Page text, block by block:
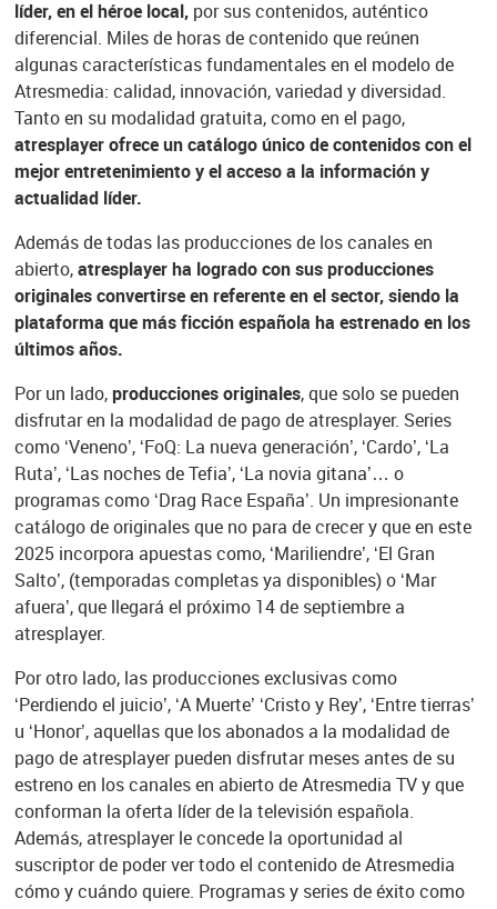
líder, en el héroe local,por sus contenidos, auténtico
diferencial. Miles de horas de contenido que reúnen
algunas características fundamentales en el modelo de
Atresmedia: calidad, innovación, variedad y diversidad.
Tanto en su modalidad gratuita, como en el pago,
atresplayer ofrece un catálogo único de contenidos con el
mejor entretenimiento y el acceso a la información y
actualidad líder.
Además de todas las producciones de los canales en
abierto,atresplayer ha logrado con sus producciones
originales convertirse en referente en el sector, siendo la
plataforma que más ficción española ha estrenado en los
últimos años.
Por un lado,producciones originales, que solo se pueden
disfrutar en la modalidad de pago de atresplayer. Series
como ‘Veneno’, ‘FoQ: La nueva generación’, ‘Cardo’, ‘La
Ruta’, ‘Las noches de Tefia’, ‘La novia gitana’… o
programas como ‘Drag Race España’. Un impresionante
catálogo de originales que no para de crecer y que en este
2025 incorpora apuestas como, ‘Mariliendre’, ‘El Gran
Salto’, (temporadas completas ya disponibles) o ‘Mar
afuera’, que llegará el próximo 14 de septiembre a
atresplayer.
Por otro lado, las producciones exclusivas como
‘Perdiendo el juicio’, ‘A Muerte’ ‘Cristo y Rey’, ‘Entre tierras’
u ‘Honor’, aquellas que los abonados a la modalidad de
pago de atresplayer pueden disfrutar meses antes de su
estreno en los canales en abierto de Atresmedia TV y que
conforman la oferta líder de la televisión española.
Además, atresplayer le concede la oportunidad al
suscriptor de poder ver todo el contenido de Atresmedia
cómo y cuándo quiere. Programas y series de éxito como